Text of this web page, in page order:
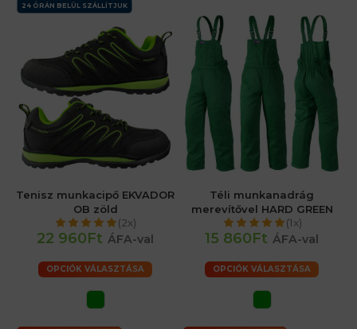
24 ÓRÁN BELÜL SZÁLLÍTJUK
Tenisz munkacipő EKVADOR
OB zöld
(2x)
22 960Ft ÁFA-val
OPCIÓK VÁLASZTÁSA
Téli munkanadrág
merevítővel HARD GREEN
(1x)
15 860Ft ÁFA-val
OPCIÓK VÁLASZTÁSA